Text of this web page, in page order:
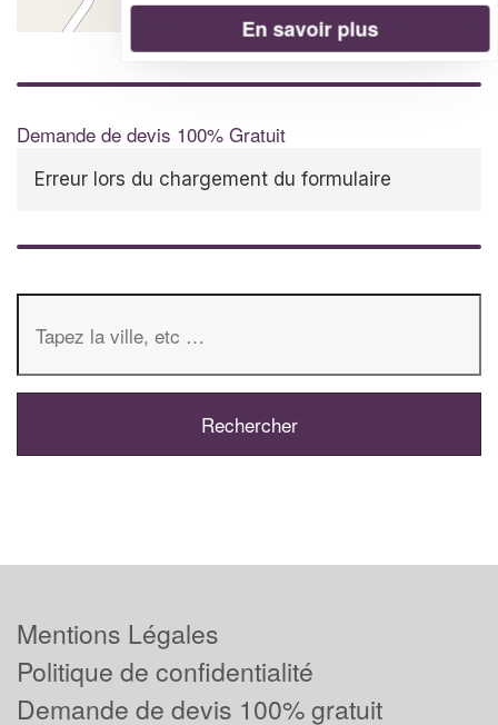
| Map data ©OpenStreetMap contributors,
Demande de devis 100% Gratuit
Erreur lors du chargement du formulaire
En savoir plus
Mentions Légales
Politique de confidentialité
Demande de devis 100% gratuit